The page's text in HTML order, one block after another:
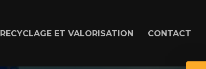
RECYCLAGE ET VALORISATION CONTACT